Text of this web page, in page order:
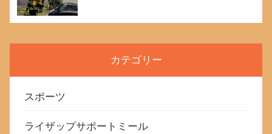
カテゴリー
スポーツ
ライザップサポートミール